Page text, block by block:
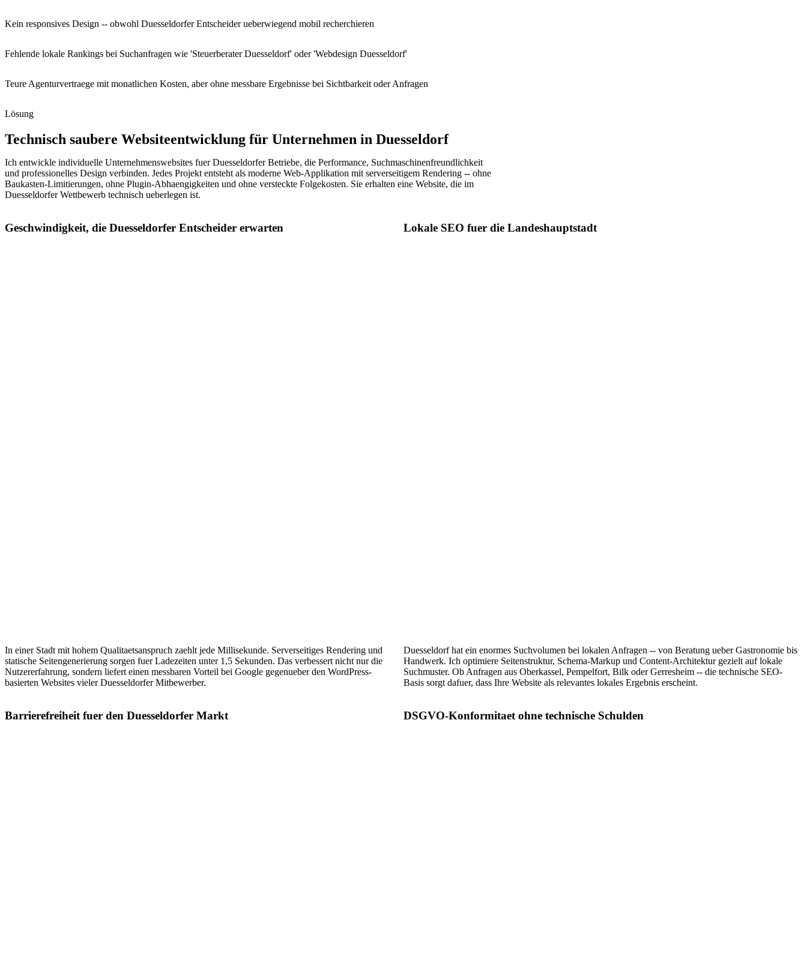
Kein responsives Design -- obwohl Duesseldorfer Entscheider ueberwiegend mobil recherchieren
Fehlende lokale Rankings bei Suchanfragen wie 'Steuerberater Duesseldorf' oder 'Webdesign Duesseldorf'
Teure Agenturvertraege mit monatlichen Kosten, aber ohne messbare Ergebnisse bei Sichtbarkeit oder Anfragen
Lösung
Technisch saubere Websiteentwicklung für Unternehmen in Duesseldorf
Ich entwickle individuelle Unternehmenswebsites fuer Duesseldorfer Betriebe, die Performance, Suchmaschinenfreundlichkeit
und professionelles Design verbinden. Jedes Projekt entsteht als moderne Web-Applikation mit serverseitigem Rendering -- ohne
Baukasten-Limitierungen, ohne Plugin-Abhaengigkeiten und ohne versteckte Folgekosten. Sie erhalten eine Website, die im
Duesseldorfer Wettbewerb technisch ueberlegen ist.
Geschwindigkeit, die Duesseldorfer Entscheider erwarten
In einer Stadt mit hohem Qualitaetsanspruch zaehlt jede Millisekunde. Serverseitiges Rendering und
statische Seitengenerierung sorgen fuer Ladezeiten unter 1,5 Sekunden. Das verbessert nicht nur die
Nutzererfahrung, sondern liefert einen messbaren Vorteil bei Google gegenueber den WordPress-
basierten Websites vieler Duesseldorfer Mitbewerber.
Lokale SEO fuer die Landeshauptstadt
Duesseldorf hat ein enormes Suchvolumen bei lokalen Anfragen -- von Beratung ueber Gastronomie bis
Handwerk. Ich optimiere Seitenstruktur, Schema-Markup und Content-Architektur gezielt auf lokale
Suchmuster. Ob Anfragen aus Oberkassel, Pempelfort, Bilk oder Gerresheim -- die technische SEO-
Basis sorgt dafuer, dass Ihre Website als relevantes lokales Ergebnis erscheint.
Barrierefreiheit fuer den Duesseldorfer Markt DSGVO-Konformitaet ohne technische Schulden